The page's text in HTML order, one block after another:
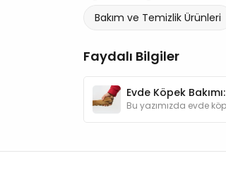
Bakım ve Temizlik Ürünleri
Faydalı Bilgiler